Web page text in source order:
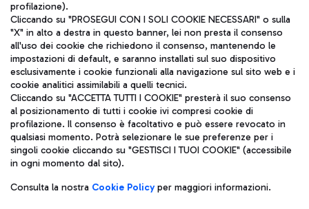
Aeroporti di Roma S.p.A. - Società soggetta a direzione e
coordinamento di Mundys S.p.A.
Codice fiscale e Registro delle Imprese di Roma 13032990155 P.
IVA 06572251004
Capitale sociale 62.224.743,00 int. vers.
Sede legale: Via Pier Paolo Racchetti 1 - 00054 Fiumicino (RM)
telefono +39 06 65951
Privacy policy
Note legali
profilazione).
Cliccando su "PROSEGUI CON I SOLI COOKIE NECESSARI" o sulla
"X" in alto a destra in questo banner, lei non presta il consenso
all'uso dei cookie che richiedono il consenso, mantenendo le
impostazioni di default, e saranno installati sul suo dispositivo
esclusivamente i cookie funzionali alla navigazione sul sito web e i
cookie analitici assimilabili a quelli tecnici.
Cliccando su "ACCETTA TUTTI I COOKIE" presterà il suo consenso
al posizionamento di tutti i cookie ivi compresi cookie di
profilazione. Il consenso è facoltativo e può essere revocato in
qualsiasi momento. Potrà selezionare le sue preferenze per i
singoli cookie cliccando su "GESTISCI I TUOI COOKIE" (accessibile
in ogni momento dal sito).
Consulta la nostra Cookie Policyper maggiori informazioni.